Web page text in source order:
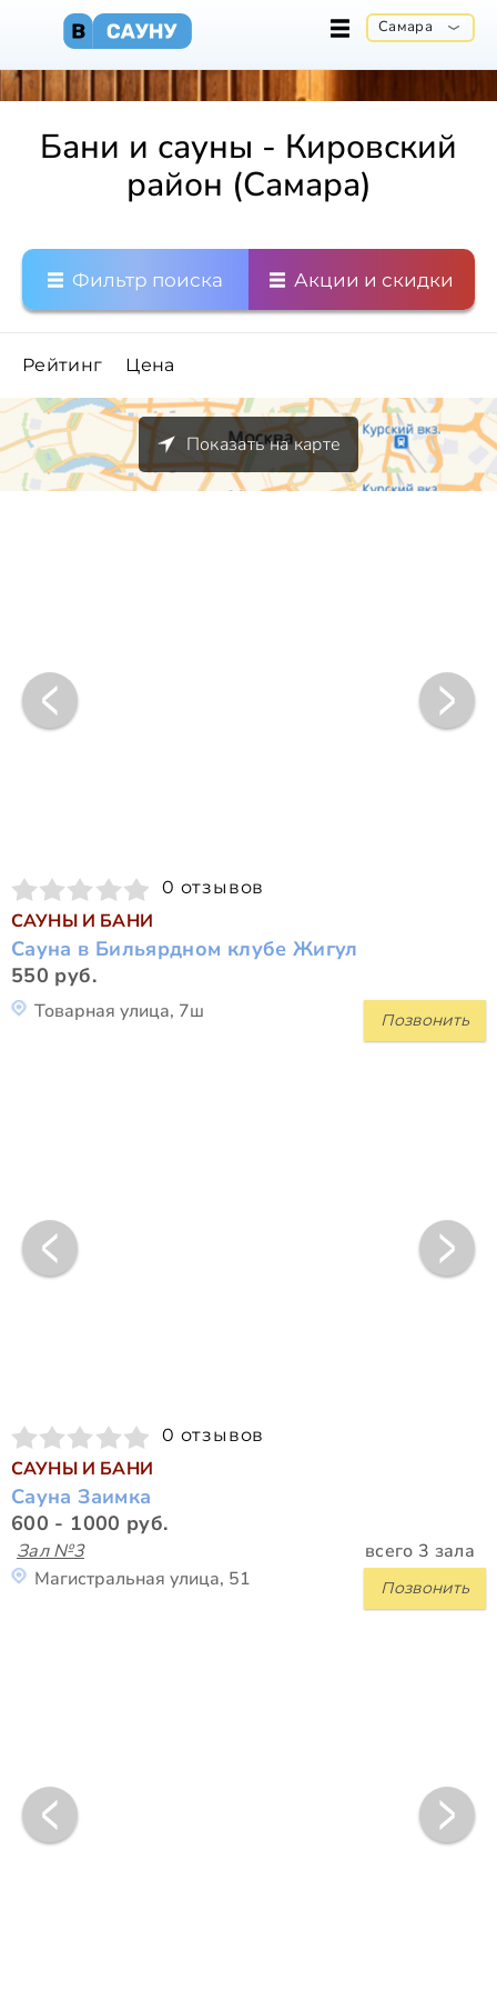
Самара
Бани и сауны - Кировский
район (Самара)
Фильтр поиска Акции и скидки
Рейтинг Цена
Показать на карте
0 отзывов
САУНЫ И БАНИ
Сауна в Бильярдном клубе Жигул
550 руб.
Позвонить
Товарная улица, 7ш
0 отзывов
САУНЫ И БАНИ
Сауна Заимка
600 - 1000 руб.
Зал №3 всего 3 зала
Позвонить
Магистральная улица, 51